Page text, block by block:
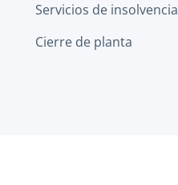
Servicios de insolvencia
Cierre de planta